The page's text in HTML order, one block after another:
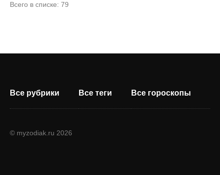
Всего в списке: 79
Все рубрики Все теги Все гороскопы
© myzodiak.ru 2026